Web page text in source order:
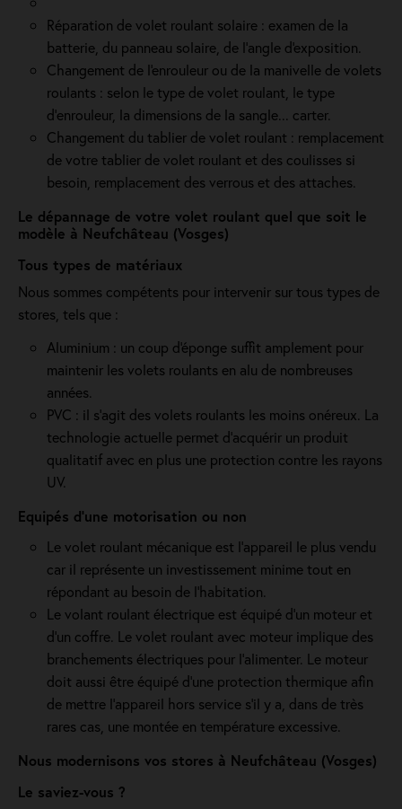
Réparation de volet roulant solaire : examen de la
batterie, du panneau solaire, de l'angle d'exposition.
Changement de l'enrouleur ou de la manivelle de volets
roulants : selon le type de volet roulant, le type
d’enrouleur, la dimensions de la sangle... carter.
Changement du tablier de volet roulant : remplacement
de votre tablier de volet roulant et des coulisses si
besoin, remplacement des verrous et des attaches.
Le dépannage de votre volet roulant quel que soit le
modèle à Neufchâteau (Vosges)
Tous types de matériaux
Nous sommes compétents pour intervenir sur tous types de
stores, tels que :
Aluminium : un coup d'éponge suffit amplement pour
maintenir les volets roulants en alu de nombreuses
années.
PVC : il s'agit des volets roulants les moins onéreux. La
technologie actuelle permet d'acquérir un produit
qualitatif avec en plus une protection contre les rayons
UV.
Equipés d'une motorisation ou non
Le volet roulant mécanique est l'appareil le plus vendu
car il représente un investissement minime tout en
répondant au besoin de l'habitation.
Le volant roulant électrique est équipé d’un moteur et
d’un coffre. Le volet roulant avec moteur implique des
branchements électriques pour l'alimenter. Le moteur
doit aussi être équipé d'une protection thermique afin
de mettre l'appareil hors service s'il y a, dans de très
rares cas, une montée en température excessive.
Nous modernisons vos stores à Neufchâteau (Vosges)
Le saviez-vous ?